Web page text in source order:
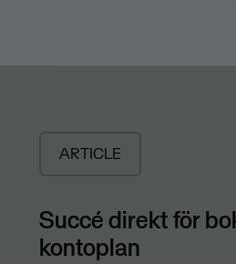
ARTICLE
Succé direkt för
kontoplan